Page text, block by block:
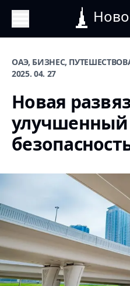
ОАЭ, БИЗНЕС,
2025. 04. 27
Новая
улучшенный